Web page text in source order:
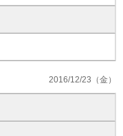
2016/12/23（金）